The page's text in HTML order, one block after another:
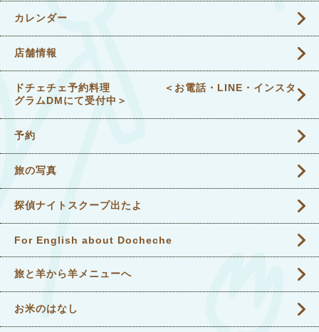
カレンダー
店舗情報
ドチェチェ予約料理 ＜お電話・LINE・インスタ
グラムDMにて受付中＞
予約
旅の写真
探偵ナイトスクープ出たよ
For English about Docheche
旅と羊から羊メニューへ
お米のはなし